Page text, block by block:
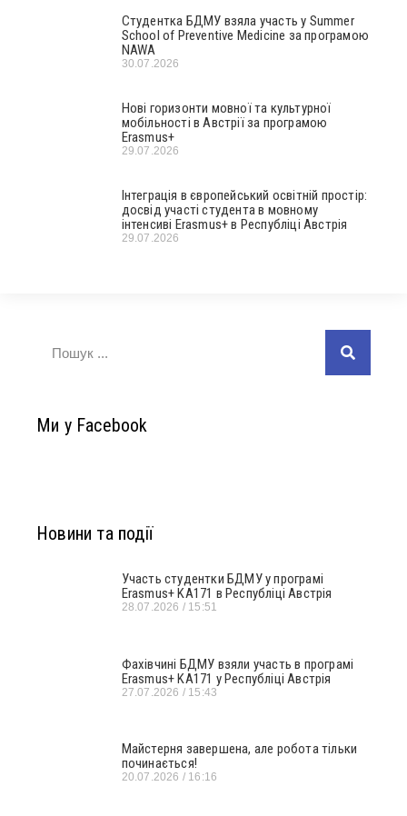
Студентка БДМУ взяла участь у Summer
School of Preventive Medicine за програмою
NAWA
30.07.2026
Нові горизонти мовної та культурної
мобільності в Австрії за програмою
Erasmus+
29.07.2026
Інтеграція в європейський освітній простір:
досвід участі студента в мовному
інтенсиві Erasmus+ в Республіці Австрія
29.07.2026
Ми у Facebook
Новини та події
Участь студентки БДМУ у програмі
Erasmus+ KA171 в Республіці Австрія
28.07.2026 15:51
Фахівчині БДМУ взяли участь в програмі
Erasmus+ KA171 у Республіці Австрія
27.07.2026 15:43
Майстерня завершена, але робота тільки
починається!
20.07.2026 16:16